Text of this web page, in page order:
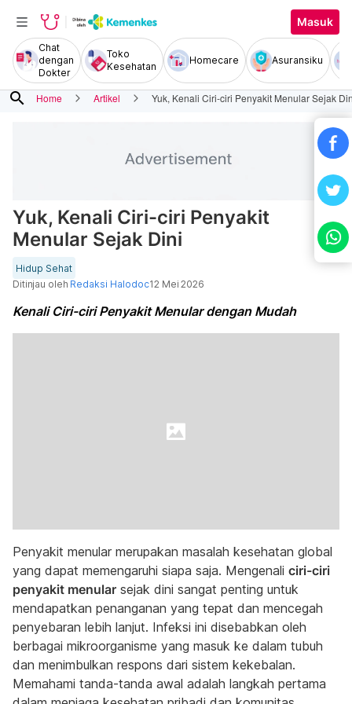
Masuk
Chat
dengan
Dokter
Toko
Kesehatan
Homecare Asuransiku
search Home Artikel Yuk, Kenali Ciri-ciri Penyakit Menular Sejak
Yuk, Kenali Ciri-ciri Penyakit
Menular Sejak Dini
Hidup Sehat
Ditinjau oleh Redaksi Halodoc12 Mei 2026
Kenali Ciri-ciri Penyakit Menular dengan Mudah
Penyakit menular merupakan masalah kesehatan global
yang dapat memengaruhi siapa saja. Mengenali ciri-ciri
penyakit menular sejak dini sangat penting untuk
mendapatkan penanganan yang tepat dan mencegah
penyebaran lebih lanjut. Infeksi ini disebabkan oleh
berbagai mikroorganisme yang masuk ke dalam tubuh
dan menimbulkan respons dari sistem kekebalan.
Memahami tanda-tanda awal adalah langkah pertama